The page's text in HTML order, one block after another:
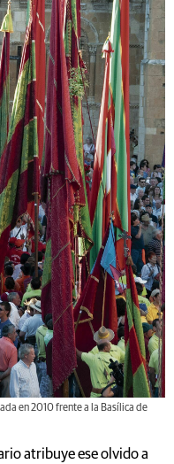
en 2010 frente a la Basílica de
atribuye ese olvido a